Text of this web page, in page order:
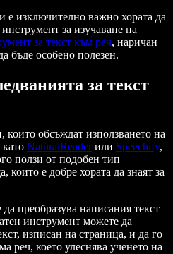
е изключително важно хората да
за изучаване на
за текст към реч, наричан
бъде особено полезен.
за текст
които обсъждат използването на
NaturalReaderили Speechify,
ползи от подобен тип
е добре хората да знаят за
преобразува написания текст
инструмент можете да
изписан на страница, и да го
реч, което улеснява ученето на